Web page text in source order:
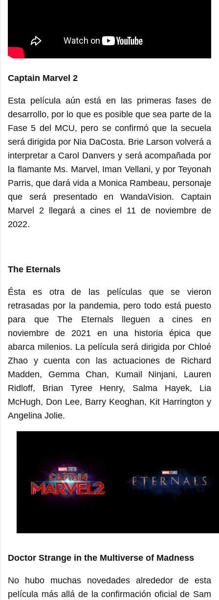
Captain Marvel 2
Esta película aún está en las primeras fases de
desarrollo, por lo que es posible que sea parte de la
Fase 5 del MCU, pero se confirmó que la secuela
será dirigida por Nia DaCosta. Brie Larson volverá a
interpretar a Carol Danvers y será acompañada por
la flamante Ms. Marvel, Iman Vellani, y por Teyonah
Parris, que dará vida a Monica Rambeau, personaje
que será presentado en WandaVision. Captain
Marvel 2 llegará a cines el 11 de noviembre de
2022.
The Eternals
Ésta es otra de las películas que se vieron
retrasadas por la pandemia, pero todo está puesto
para que The Eternals lleguen a cines en
noviembre de 2021 en una historia épica que
abarca milenios. La película será dirigida por Chloé
Zhao y cuenta con las actuaciones de Richard
Madden, Gemma Chan, Kumail Ninjani, Lauren
Ridloff, Brian Tyree Henry, Salma Hayek, Lia
McHugh, Don Lee, Barry Keoghan, Kit Harrington y
Angelina Jolie.
Doctor Strange in the Multiverse of Madness
No hubo muchas novedades alrededor de esta
película más allá de la confirmación oficial de Sam